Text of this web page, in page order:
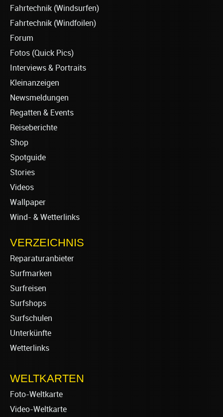
Fahrtechnik (Windsurfen)
Fahrtechnik (Windfoilen)
Forum
Fotos (Quick Pics)
Interviews & Portraits
Kleinanzeigen
Newsmeldungen
Regatten & Events
Reiseberichte
Shop
Spotguide
Stories
Videos
Wallpaper
Wind- & Wetterlinks
VERZEICHNIS
Reparaturanbieter
Surfmarken
Surfreisen
Surfshops
Surfschulen
Unterkünfte
Wetterlinks
WELTKARTEN
Foto-Weltkarte
Video-Weltkarte